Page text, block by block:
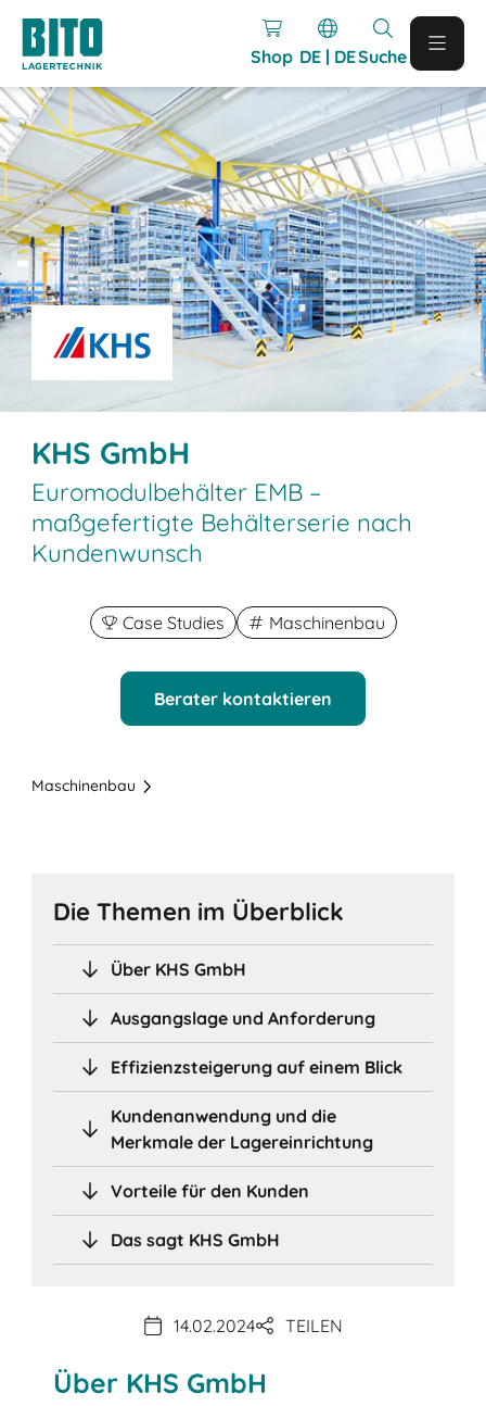
Shop DE | DESuche
KHS GmbH
Euromodulbehälter EMB –
maßgefertigte Behälterserie nach
Kundenwunsch
Case Studies Maschinenbau
Berater kontaktieren
Maschinenbau
Die Themen im Überblick
Über KHS GmbH
Ausgangslage und Anforderung
Effizienzsteigerung auf einem Blick
Kundenanwendung und die
Merkmale der Lagereinrichtung
Vorteile für den Kunden
Das sagt KHS GmbH
14.02.2024 TEILEN
Über KHS GmbH